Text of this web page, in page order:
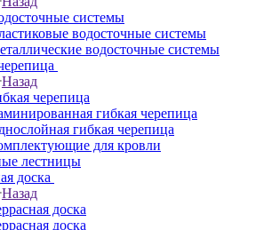
системы
водосточные системы
водосточные системы
Назад
черепица
гибкая черепица
гибкая черепица
для кровли
лестницы
доска
Назад
доска
доска